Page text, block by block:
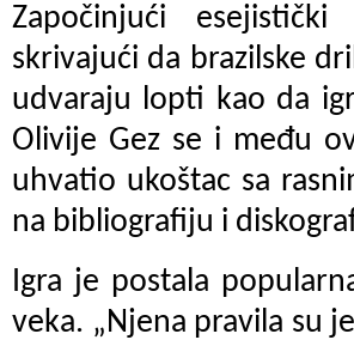
Započinjući
skrivajući da brazilske
udvaraju lopti kao da
Olivije Gez se i među
uhvatio ukoštac sa
na bibliografiju i
Igra je postala
veka. „Njena pravila su